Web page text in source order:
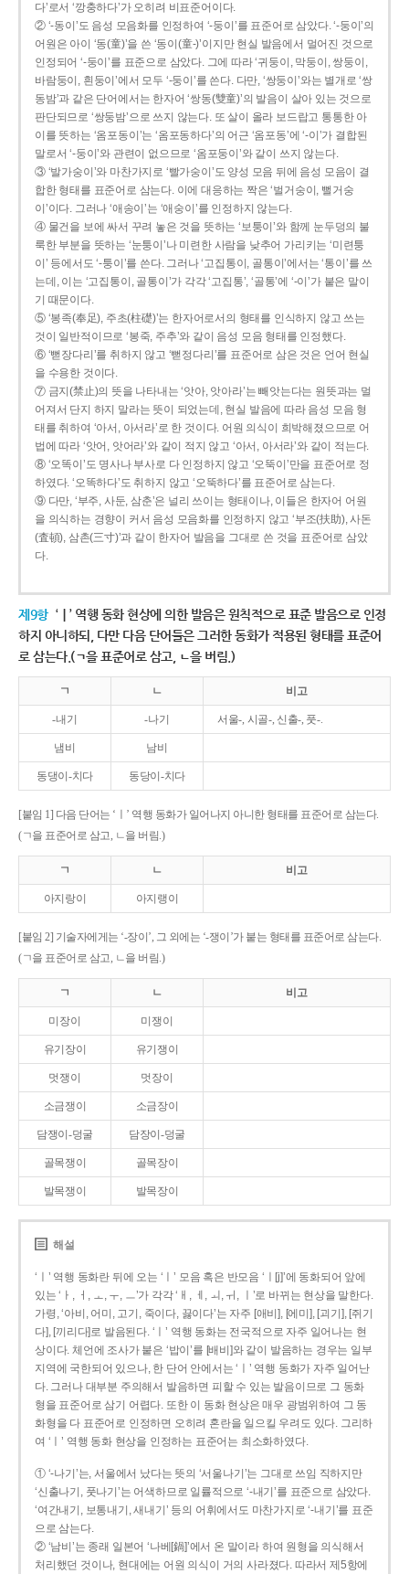
다’로서 ‘깡충하다’가 오히려 비표준어이다.
② ‘-동이’도 음성 모음화를 인정하여 ‘-둥이’를 표준어로 삼았다. ‘-둥이’의
어원은 아이 ‘동(童)’을 쓴 ‘동이(童-)’이지만 현실 발음에서 멀어진 것으로
인정되어 ‘-둥이’를 표준으로 삼았다. 그에 따라 ‘귀둥이, 막둥이, 쌍둥이,
바람둥이, 흰둥이’에서 모두 ‘-둥이’를 쓴다. 다만, ‘쌍둥이’와는 별개로 ‘쌍
동밤’과 같은 단어에서는 한자어 ‘쌍동(雙童)’의 발음이 살아 있는 것으로
판단되므로 ‘쌍둥밤’으로 쓰지 않는다. 또 살이 올라 보드랍고 통통한 아
이를 뜻하는 ‘옴포동이’는 ‘옴포동하다’의 어근 ‘옴포동’에 ‘-이’가 결합된
말로서 ‘-둥이’와 관련이 없으므로 ‘옴포둥이’와 같이 쓰지 않는다.
③ ‘발가숭이’와 마찬가지로 ‘빨가숭이’도 양성 모음 뒤에 음성 모음이 결
합한 형태를 표준어로 삼는다. 이에 대응하는 짝은 ‘벌거숭이, 뻘거숭
이’이다. 그러나 ‘애송이’는 ‘애숭이’를 인정하지 않는다.
④ 물건을 보에 싸서 꾸려 놓은 것을 뜻하는 ‘보퉁이’와 함께 눈두덩의 불
룩한 부분을 뜻하는 ‘눈퉁이’나 미련한 사람을 낮추어 가리키는 ‘미련퉁
이’ 등에서도 ‘-퉁이’를 쓴다. 그러나 ‘고집통이, 골통이’에서는 ‘통이’를 쓰
는데, 이는 ‘고집통이, 골통이’가 각각 ‘고집통’, ‘골통’에 ‘-이’가 붙은 말이
기 때문이다.
⑤ ‘봉족(奉足), 주초(柱礎)’는 한자어로서의 형태를 인식하지 않고 쓰는
것이 일반적이므로 ‘봉죽, 주추’와 같이 음성 모음 형태를 인정했다.
⑥ ‘뻗장다리’를 취하지 않고 ‘뻗정다리’를 표준어로 삼은 것은 언어 현실
을 수용한 것이다.
⑦ 금지(禁止)의 뜻을 나타내는 ‘앗아, 앗아라’는 빼앗는다는 원뜻과는 멀
어져서 단지 하지 말라는 뜻이 되었는데, 현실 발음에 따라 음성 모음 형
태를 취하여 ‘아서, 아서라’로 한 것이다. 어원 의식이 희박해졌으므로 어
법에 따라 ‘앗어, 앗어라’와 같이 적지 않고 ‘아서, 아서라’와 같이 적는다.
⑧ ‘오똑이’도 명사나 부사로 다 인정하지 않고 ‘오뚝이’만을 표준어로 정
하였다. ‘오똑하다’도 취하지 않고 ‘오뚝하다’를 표준어로 삼는다.
⑨ 다만, ‘부주, 사둔, 삼춘’은 널리 쓰이는 형태이나, 이들은 한자어 어원
을 의식하는 경향이 커서 음성 모음화를 인정하지 않고 ‘부조(扶助), 사돈
(査頓), 삼촌(三寸)’과 같이 한자어 발음을 그대로 쓴 것을 표준어로 삼았
다.
제9항 ‘ㅣ’ 역행 동화 현상에 의한 발음은 원칙적으로 표준 발음으로 인정
하지 아니하되, 다만 다음 단어들은 그러한 동화가 적용된 형태를 표준어
로 삼는다.(ㄱ을 표준어로 삼고, ㄴ을 버림.)
ㄱ ㄴ 비고
-내기 -나기 서울-, 시골-, 신출-, 풋-.
냄비 남비
동댕이-치다 동당이-치다
[붙임 1] 다음 단어는 ‘ㅣ’ 역행 동화가 일어나지 아니한 형태를 표준어로 삼는다.
(ㄱ을 표준어로 삼고, ㄴ을 버림.)
ㄱ ㄴ 비고
아지랑이 아지랭이
[붙임 2] 기술자에게는 ‘-장이’, 그 외에는 ‘-쟁이’가 붙는 형태를 표준어로 삼는다.
(ㄱ을 표준어로 삼고, ㄴ을 버림.)
ㄱ ㄴ 비고
미장이 미쟁이
유기장이 유기쟁이
멋쟁이 멋장이
소금쟁이 소금장이
담쟁이-덩굴 담장이-덩굴
골목쟁이 골목장이
발목쟁이 발목장이
해설
‘ㅣ’ 역행 동화란 뒤에 오는 ‘ㅣ’ 모음 혹은 반모음 ‘ㅣ[j]’에 동화되어 앞에
있는 ‘ㅏ, ㅓ, ㅗ, ㅜ, ㅡ’가 각각 ‘ㅐ, ㅔ, ㅚ, ㅟ, ㅣ’로 바뀌는 현상을 말한다.
가령, ‘아비, 어미, 고기, 죽이다, 끓이다’는 자주 [애비], [에미], [괴기], [쥐기
다], [끼리다]로 발음된다. ‘ㅣ’ 역행 동화는 전국적으로 자주 일어나는 현
상이다. 체언에 조사가 붙은 ‘밥이’를 [배비]와 같이 발음하는 경우는 일부
지역에 국한되어 있으나, 한 단어 안에서는 ‘ㅣ’ 역행 동화가 자주 일어난
다. 그러나 대부분 주의해서 발음하면 피할 수 있는 발음이므로 그 동화
형을 표준어로 삼기 어렵다. 또한 이 동화 현상은 매우 광범위하여 그 동
화형을 다 표준어로 인정하면 오히려 혼란을 일으킬 우려도 있다. 그리하
여 ‘ㅣ’ 역행 동화 현상을 인정하는 표준어는 최소화하였다.
① ‘-나기’는, 서울에서 났다는 뜻의 ‘서울나기’는 그대로 쓰임 직하지만
‘신출나기, 풋나기’는 어색하므로 일률적으로 ‘-내기’를 표준으로 삼았다.
‘여간내기, 보통내기, 새내기’ 등의 어휘에서도 마찬가지로 ‘-내기’를 표준
으로 삼는다.
② ‘남비’는 종래 일본어 ‘나베[鍋]’에서 온 말이라 하여 원형을 의식해서
처리했던 것이나, 현대에는 어원 의식이 거의 사라졌다. 따라서 제5항에